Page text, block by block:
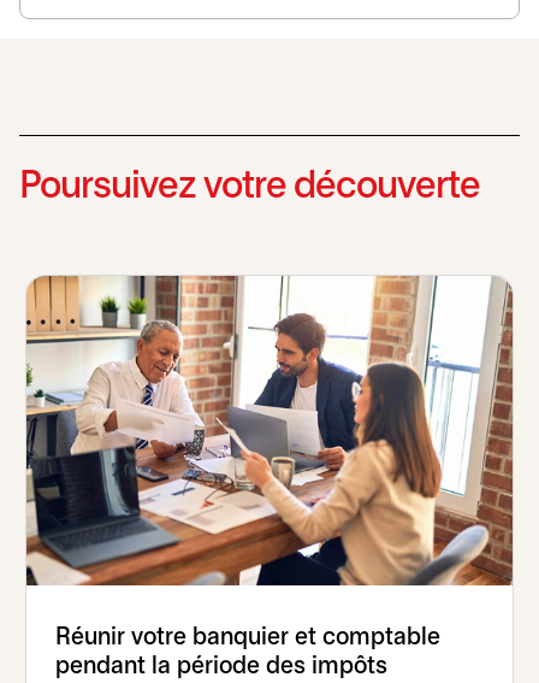
Poursuivez votre découverte
Réunir votre banquier et comptable
pendant la période des impôts